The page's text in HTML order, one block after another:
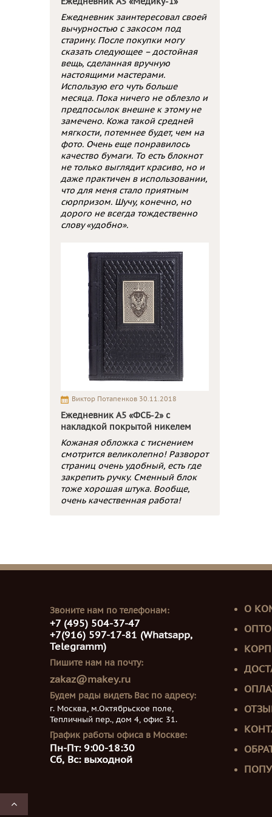
Ежедневник заинтересовал своей
вычурностью с закосом под
старину. После покупки могу
сказать следующее – достойная
вещь, сделанная вручную
настоящими мастерами.
Использую его чуть больше
месяца. Пока ничего не облезло и
предпосылок внешне к этому не
замечено. Кожа такой средней
мягкости, потемнее будет, чем на
фото. Очень еще понравилось
качество бумаги. То есть блокнот
не только выглядит красиво, но и
даже практичен в использовании,
что для меня стало приятным
сюрпризом. Шучу, конечно, но
дорого не всегда тождественно
слову «удобно».
Виктор Потапенков 30.11.2018
Ежедневник А5 «ФСБ-2» с
накладкой покрытой никелем
Кожаная обложка с тиснением
смотрится великолепно! Разворот
страниц очень удобный, есть где
закрепить ручку. Сменный блок
тоже хорошая штука. Вообще,
очень качественная работа!
Звоните нам по телефонам:
+7 (495) 504-37-47
+7(916) 597-17-81 (Whatsapp,
Telegramm)
Пишите нам на почту:
zakaz@makey.ru
Будем рады видеть Вас по адресу:
г. Москва, м.Октябрьское поле,
Тепличный пер., дом 4, офис 31.
График работы офиса в Москве:
Пн-Пт: 9:00-18:30
Сб, Вс: выходной
О